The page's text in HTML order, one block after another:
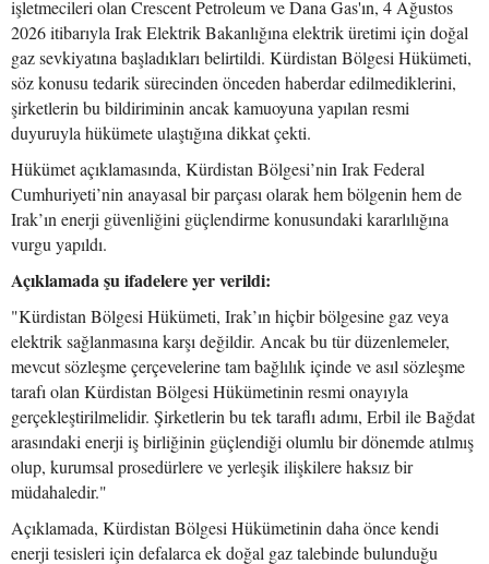
işletmecileri olan Crescent Petroleum ve Dana Gas'ın, 4 Ağustos
2026 itibarıyla Irak Elektrik Bakanlığına elektrik üretimi için doğal
gaz sevkiyatına başladıkları belirtildi. Kürdistan Bölgesi Hükümeti,
söz konusu tedarik sürecinden önceden haberdar edilmediklerini,
şirketlerin bu bildiriminin ancak kamuoyuna yapılan resmi
duyuruyla hükümete ulaştığına dikkat çekti.
Hükümet açıklamasında, Kürdistan Bölgesi’nin Irak Federal
Cumhuriyeti’nin anayasal bir parçası olarak hem bölgenin hem de
Irak’ın enerji güvenliğini güçlendirme konusundaki kararlılığına
vurgu yapıldı.
Açıklamada şu ifadelere yer verildi:
"Kürdistan Bölgesi Hükümeti, Irak’ın hiçbir bölgesine gaz veya
elektrik sağlanmasına karşı değildir. Ancak bu tür düzenlemeler,
mevcut sözleşme çerçevelerine tam bağlılık içinde ve asıl sözleşme
tarafı olan Kürdistan Bölgesi Hükümetinin resmi onayıyla
gerçekleştirilmelidir. Şirketlerin bu tek taraflı adımı, Erbil ile Bağdat
arasındaki enerji iş birliğinin güçlendiği olumlu bir dönemde atılmış
olup, kurumsal prosedürlere ve yerleşik ilişkilere haksız bir
müdahaledir."
Açıklamada, Kürdistan Bölgesi Hükümetinin daha önce kendi
enerji tesisleri için defalarca ek doğal gaz talebinde bulunduğu